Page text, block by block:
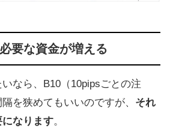
要な資金が増える
なら、B10（10pipsごとの注
を狭めてもいいのですが、 それ
なります。